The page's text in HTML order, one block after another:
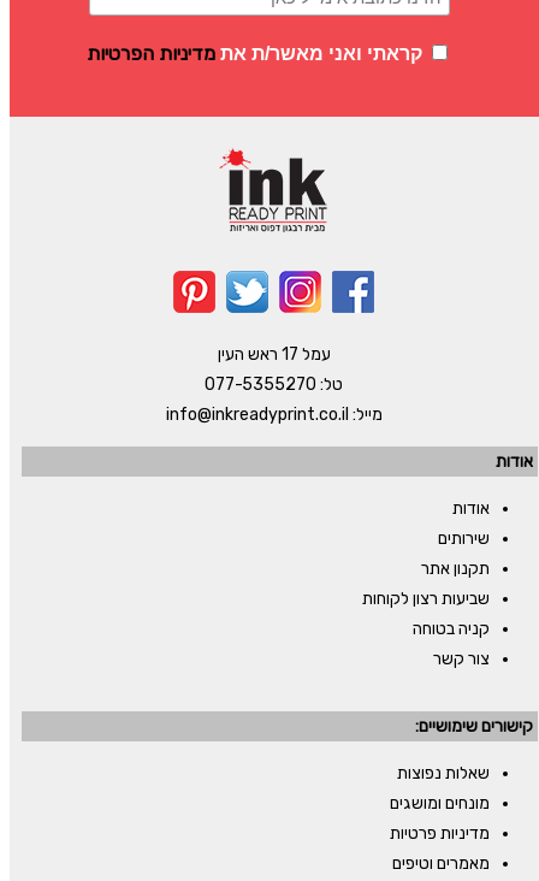
קראתי ואני מאשר/ת את מדיניות הפרטיות
עמל 17 ראש העין
טל: 077-5355270
מייל: info@inkreadyprint.co.il
אודות
אודות
שירותים
תקנון אתר
שביעות רצון לקוחות
קניה בטוחה
צור קשר
קישורים שימושיים:
שאלות נפוצות
מונחים ומושגים
מדיניות פרטיות
מאמרים וטיפים